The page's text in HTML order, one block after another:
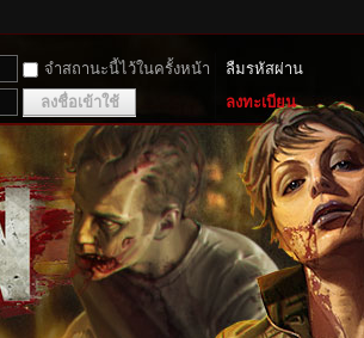
จำสถานะนี้ไว้ในครั้งหน้า
ลืมรหัสผ่าน
ลงชื่อเข้าใช้ ลงทะเบียน